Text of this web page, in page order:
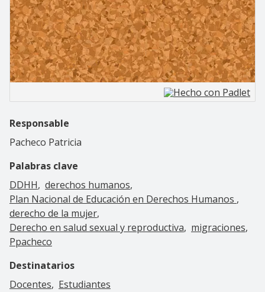
Responsable
Pacheco Patricia
Palabras clave
DDHH
derechos humanos
Plan Nacional de Educación en Derechos Humanos
derecho de la mujer
Derecho en salud sexual y reproductiva
migraciones
Ppacheco
Destinatarios
Docentes
Estudiantes